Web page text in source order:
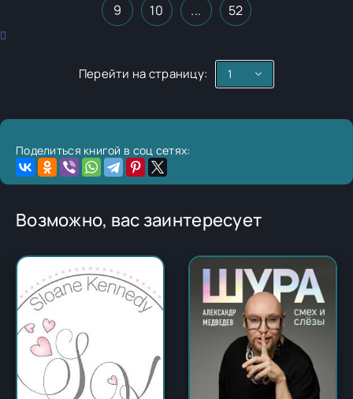
9 10 ... 52
Перейти на страницу:
Поделиться книгой в соц сетях:
Возможно, вас заинтересует